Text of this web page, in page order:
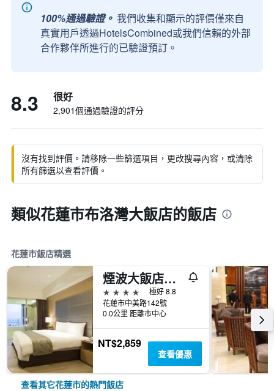
100%通過驗證。 我們收集和顯示的評價僅來自
真實用戶透過HotelsCombined或我們信賴的外部
合作夥伴所進行的已驗證預訂。
8.3 很好
2,901個通過驗證的評分
沒有找到評價。請移除一些篩選項目，更改搜尋內容，或清除
所有篩選以查看評價。
類似花蓮市布洛灣大飯店的飯店
花蓮市飯店精選
煙波大飯店花蓮館
4星級
極好 8.8
花蓮市中美路142號
0.0公里 距離市中心
NT$2,859
查看優惠
查看其它花蓮市的熱門飯店